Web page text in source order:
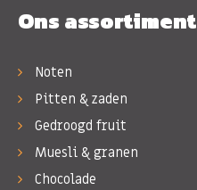
Ons assortiment
Noten
Pitten & zaden
Gedroogd fruit
Muesli & granen
Chocolade